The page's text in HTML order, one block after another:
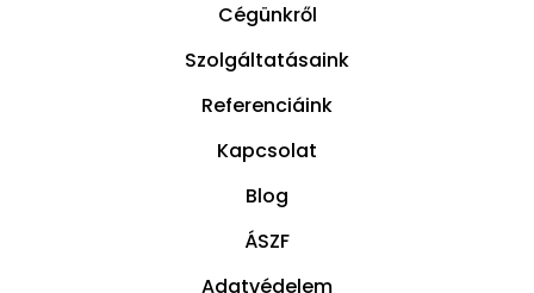
Cégünkről
Szolgáltatásaink
Referenciáink
Kapcsolat
Blog
ÁSZF
Adatvédelem